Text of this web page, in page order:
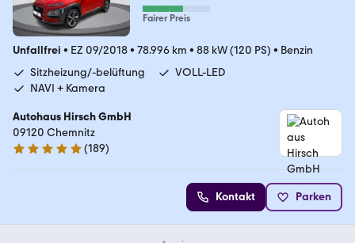
Fairer Preis
Unfallfrei • EZ 09/2018• 78.996 km • 88 kW (120 PS) • Benzin
Sitzheizung/-belüftung
VOLL-LED
NAVI + Kamera
Autohaus Hirsch GmbH
09120 Chemnitz
4.8 Sterne
(189)
Kontakt Parken